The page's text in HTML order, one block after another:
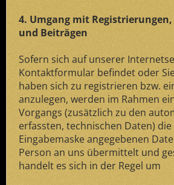
4. Umgang mit
und Beiträgen
Sofern sich auf unserer
Kontaktformular befindet oder
haben sich zu registrieren bzw.
anzulegen, werden im Rahmen
Vorgangs (zusätzlich zu den
erfassten, technischen Daten)
Eingabemaske angegebenen
Person an uns übermittelt und
handelt es sich in der Regel um